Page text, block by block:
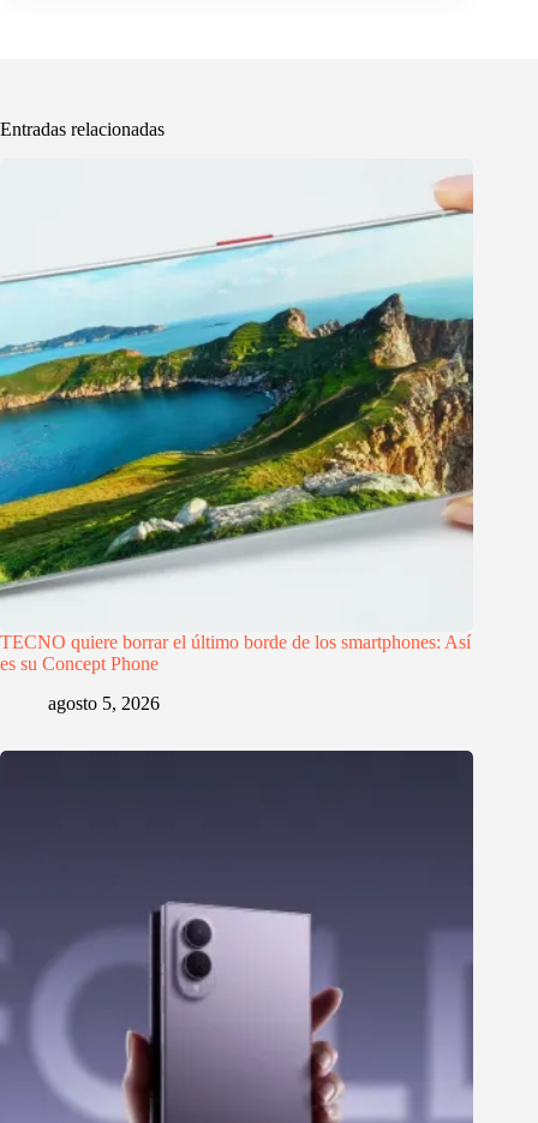
Entradas relacionadas
TECNO quiere borrar el último borde de los smartphones: Así
es su Concept Phone
agosto 5, 2026